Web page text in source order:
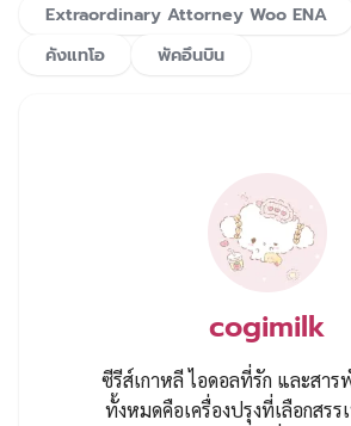
Extraordinary Attorney Woo ENA
คังแทโอ
พัคอึนบิน
cogimilk
ซีรีส์เกาหลี ไอดอลที่รัก และสาร
ทั้งหมดคือเครื่องปรุงที่เลือกสร